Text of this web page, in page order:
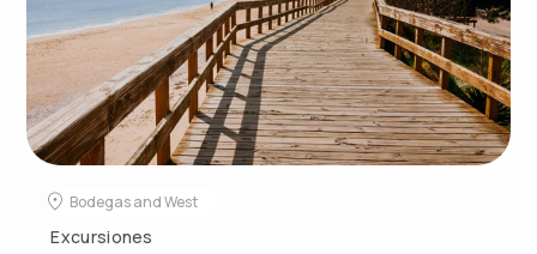
Bodegas and West
Excursiones